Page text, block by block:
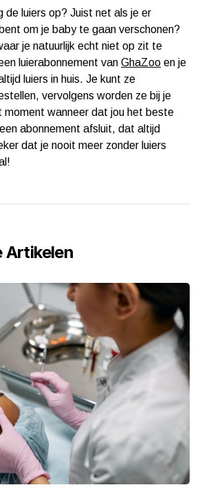
de luiers op? Juist net als je er
om je baby te gaan verschonen?
je natuurlijk echt niet op zit te
luierabonnement van GhaZoo en je
luiers in huis. Je kunt ze
vervolgens worden ze bij je
moment wanneer dat jou het beste
abonnement afsluit, dat altijd
dat je nooit meer zonder luiers
Artikelen